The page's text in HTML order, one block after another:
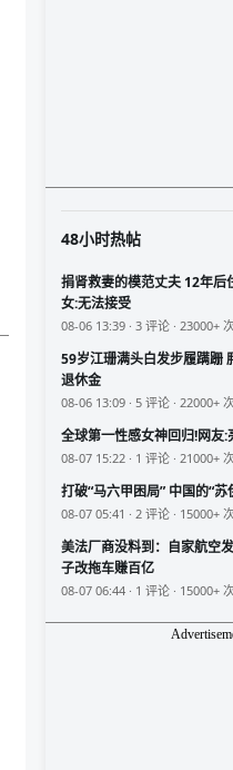
48小时热帖
捐肾救妻的模范丈夫 12年后
女:无法接受
08-06 13:39 · 3 评论 · 23000+
59岁江珊满头白发步履蹒跚
退休金
08-06 13:09 · 5 评论 · 22000+
全球第一性感女神回归!网友
08-07 15:22 · 1 评论 · 21000+
打破“马六甲困局” 中国的“苏
08-07 05:41 · 2 评论 · 15000+
美法厂商没料到：自家航空
子改拖车赚百亿
08-07 06:44 · 1 评论 · 15000+